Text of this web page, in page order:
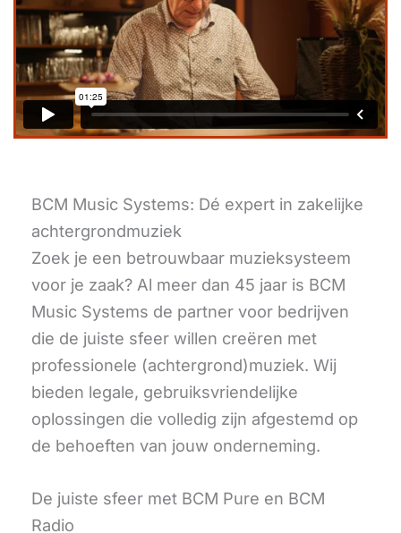
BCM Music Systems: Dé expert in zakelijke
achtergrondmuziek
Zoek je een betrouwbaar muzieksysteem
voor je zaak? Al meer dan 45 jaar is BCM
Music Systems de partner voor bedrijven
die de juiste sfeer willen creëren met
professionele (achtergrond)muziek. Wij
bieden legale, gebruiksvriendelijke
oplossingen die volledig zijn afgestemd op
de behoeften van jouw onderneming.
De juiste sfeer met BCM Pure en BCM
Radio